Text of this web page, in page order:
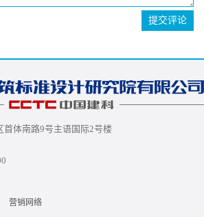
提交评论
首体南路9号主语国际2号楼
营销网络